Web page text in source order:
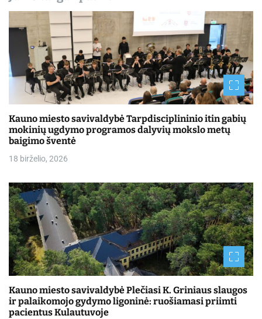
Kauno miesto savivaldybė Tarpdisciplininio itin gabių
mokinių ugdymo programos dalyvių mokslo metų
baigimo šventė
18 birželio, 2026
Kauno miesto savivaldybė Plečiasi K. Griniaus slaugos
ir palaikomojo gydymo ligoninė: ruošiamasi priimti
pacientus Kulautuvoje